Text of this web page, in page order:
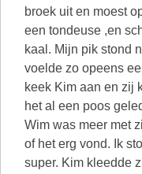
broek uit en moest
een tondeuse ,en
kaal. Mijn pik stond
voelde zo opeens
keek Kim aan en zij
het al een poos
Wim was meer met
of het erg vond. Ik
super. Kim kleedde